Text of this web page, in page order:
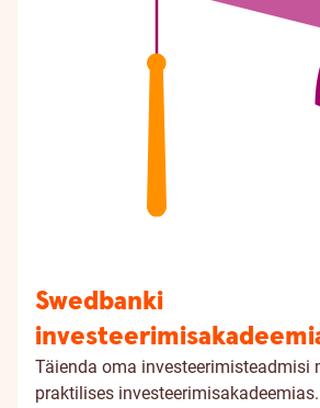
Swedbanki
Täienda oma investeerimisteadmisi
praktilises investeerimisakadeemias.